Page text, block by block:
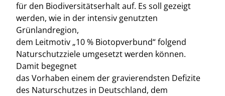
für den Biodiversitätserhalt auf. Es soll gezeigt
werden, wie in der intensiv genutzten
Grünlandregion,
dem Leitmotiv „10 % Biotopverbund“ folgend
Naturschutzziele umgesetzt werden können.
Damit begegnet
das Vorhaben einem der gravierendsten Defizite
des Naturschutzes in Deutschland, dem